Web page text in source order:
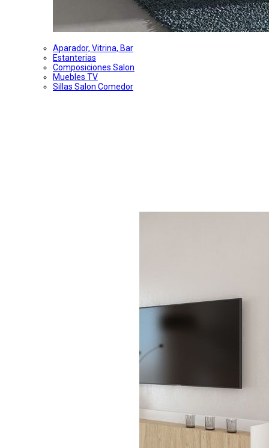
Aparador, Vitrina, Bar
Estanterias
Composiciones Salon
Muebles TV
Sillas Salon Comedor